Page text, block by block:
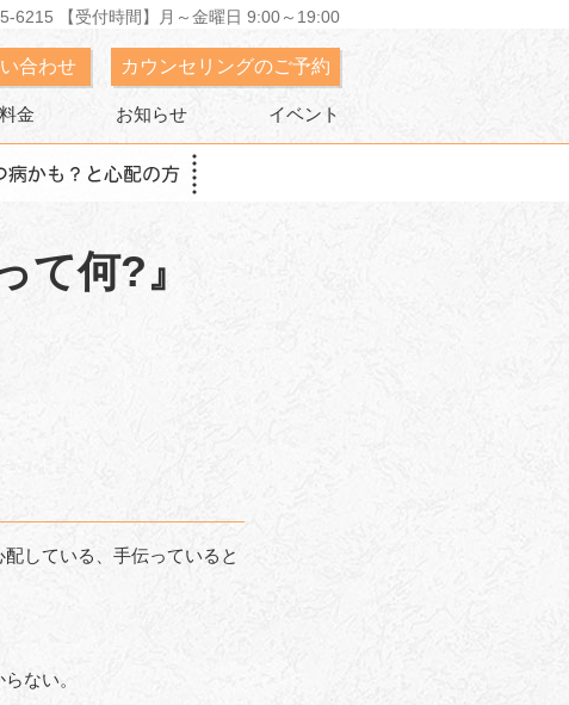
6215 【受付時間】月～金曜日 9:00～19:00
合わせ カウンセリングのご予約
料金 お知らせ イベント
て何?』
している、手伝っていると
ない。